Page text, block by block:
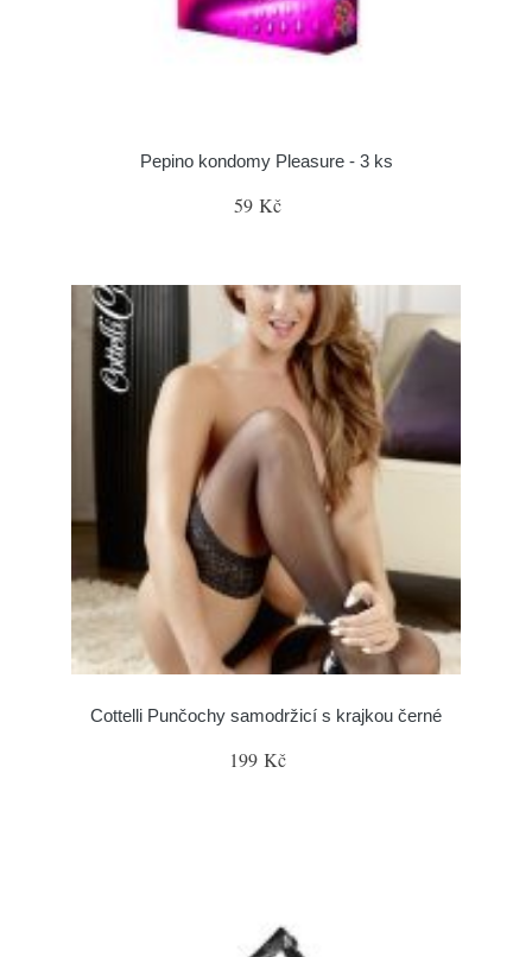
Pepino kondomy Pleasure - 3 ks
59 Kč
Cottelli Punčochy samodržicí s krajkou černé
199 Kč